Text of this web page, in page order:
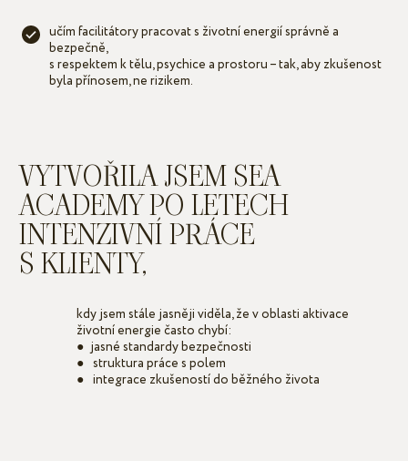
učím facilitátory pracovat s životní energií správně a
bezpečně,
s respektem k tělu, psychice a prostoru – tak, aby zkušenost
byla přínosem, ne rizikem.
VYTVOŘILA JSEM SEA
ACADEMY PO LETECH
INTENZIVNÍ PRÁCE
S KLIENTY,
kdy jsem stále jasněji viděla, že v oblasti aktivace
životní energie často chybí:
● jasné standardy bezpečnosti
● struktura práce s polem
● integrace zkušeností do běžného života